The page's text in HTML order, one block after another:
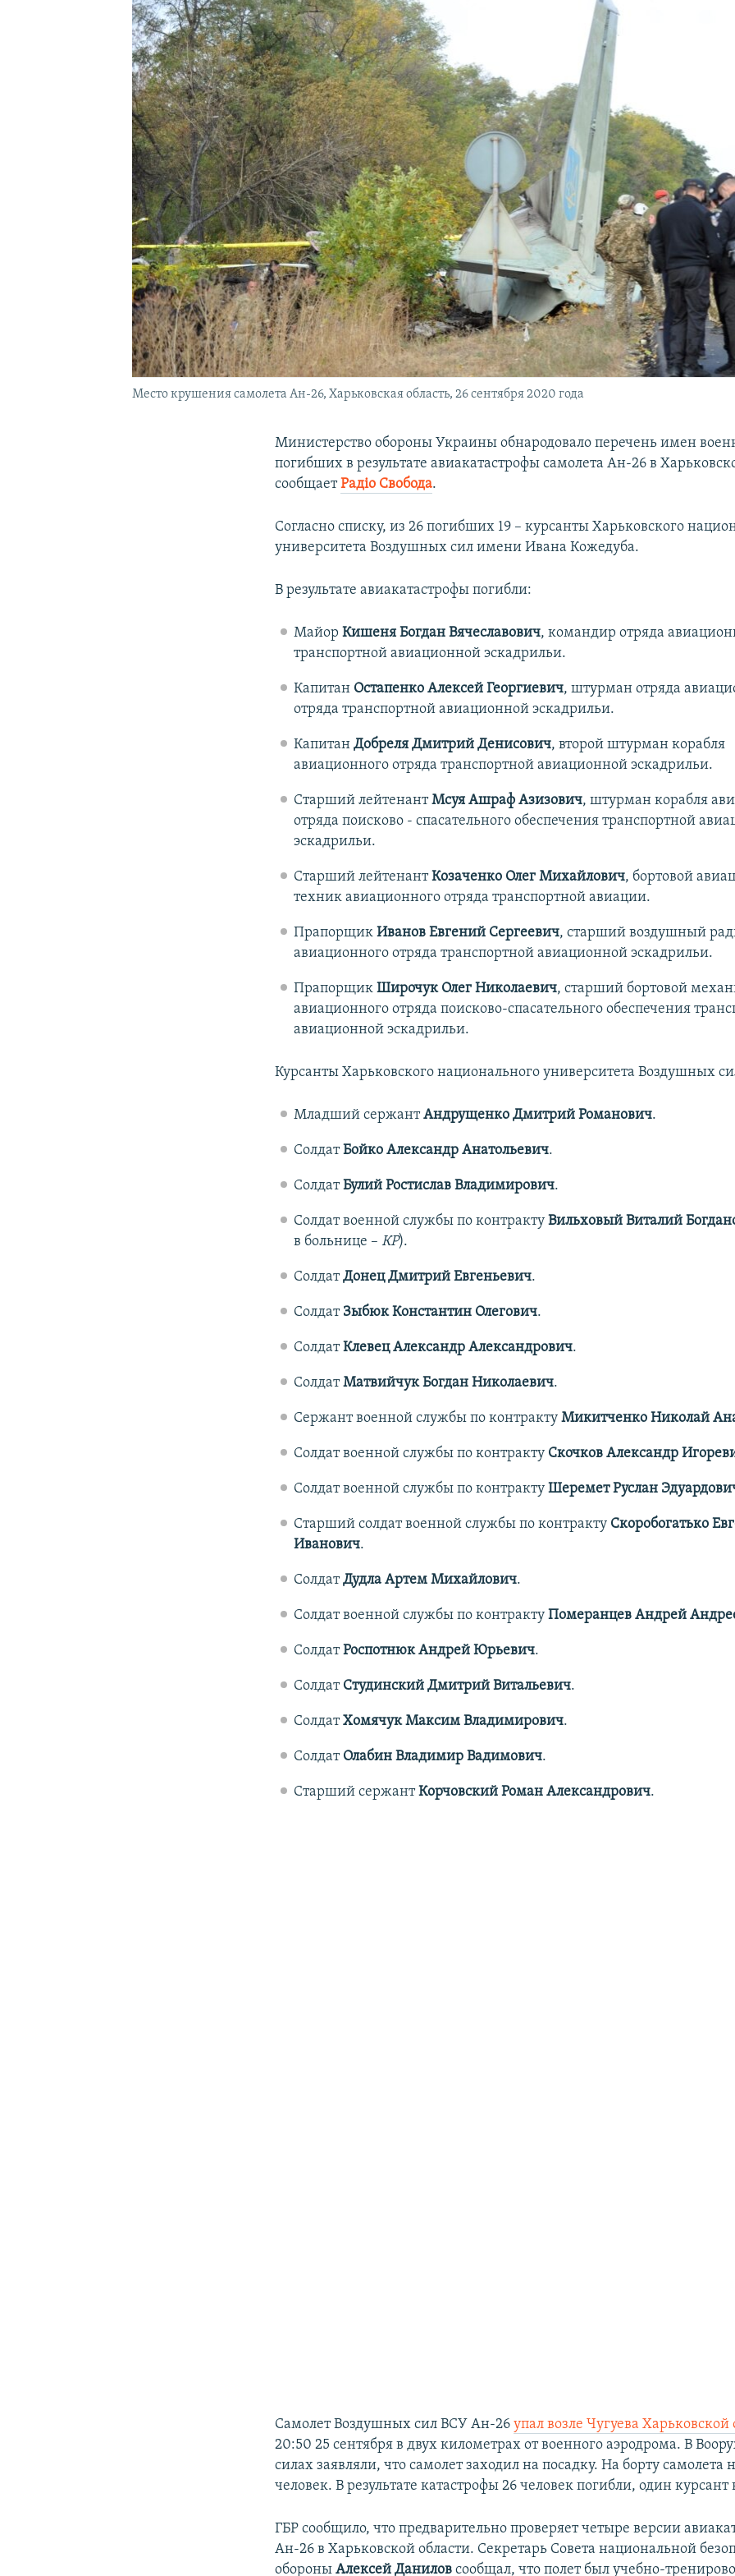
КРЫМ.НЕПОКОРЕННЫЙ
УКРАИНСКАЯ ПРОБЛЕМА КРЫМА
Место крушения самолета Ан-26, Харьковская область, 26 сентября 2020 года
Министерство обороны Украины обнародовало перечень имен
погибших в результате авиакатастрофы самолета Ан-26 в
сообщаетРадіо Свобода.
Согласно списку, из 26 погибших 19 – курсанты Харьковского
университета Воздушных сил имени Ивана Кожедуба.
В результате авиакатастрофы погибли:
Майор Кишеня Богдан Вячеславович, командир отряда
транспортной авиационной эскадрильи.
Капитан Остапенко Алексей Георгиевич, штурман отряда
отряда транспортной авиационной эскадрильи.
КапитанДобреля Дмитрий Денисович, второй штурман корабля
авиационного отряда транспортной авиационной эскадрильи.
Старший лейтенантМсуя Ашраф Азизович, штурман корабля
отряда поисково - спасательного обеспечения транспортной
эскадрильи.
Старший лейтенантКозаченко Олег Михайлович, бортовой
техник авиационного отряда транспортной авиации.
Прапорщик Иванов Евгений Сергеевич, старший воздушный
авиационного отряда транспортной авиационной эскадрильи.
Прапорщик Широчук Олег Николаевич, старший бортовой
авиационного отряда поисково-спасательного обеспечения
авиационной эскадрильи.
Курсанты Харьковского национального университета Воздушных
Младший сержантАндрущенко Дмитрий Романович.
СолдатБойко Александр Анатольевич.
СолдатБулий Ростислав Владимирович.
Солдат военной службы по контракту Вильховый Виталий
в больнице – КР).
СолдатДонец Дмитрий Евгеньевич.
Солдат Зыбюк Константин Олегович.
СолдатКлевец Александр Александрович.
СолдатМатвийчук Богдан Николаевич.
Сержант военной службы по контракту Микитченко Николай
Солдат военной службы по контракту Скочков Александр
Солдат военной службы по контрактуШеремет Руслан
Старший солдат военной службы по контракту Скоробогатько
Иванович.
СолдатДудла Артем Михайлович.
Солдат военной службы по контракту Померанцев Андрей
СолдатРоспотнюк Андрей Юрьевич.
Солдат Студинский Дмитрий Витальевич.
СолдатХомячук Максим Владимирович.
Солдат Олабин Владимир Вадимович.
Старший сержантКорчовский Роман Александрович.
Самолет Воздушных сил ВСУ Ан-26упал возле Чугуева Харьковской
20:50 25 сентября в двух километрах от военного аэродрома. В
силах заявляли, что самолет заходил на посадку. На борту самолета
человек. В результате катастрофы 26 человек погибли, один
ГБР сообщило, что предварительно проверяет четыре версии
Ан-26 в Харьковской области. Секретарь Совета национальной
обороныАлексей Даниловсообщал, что полет был учебно-